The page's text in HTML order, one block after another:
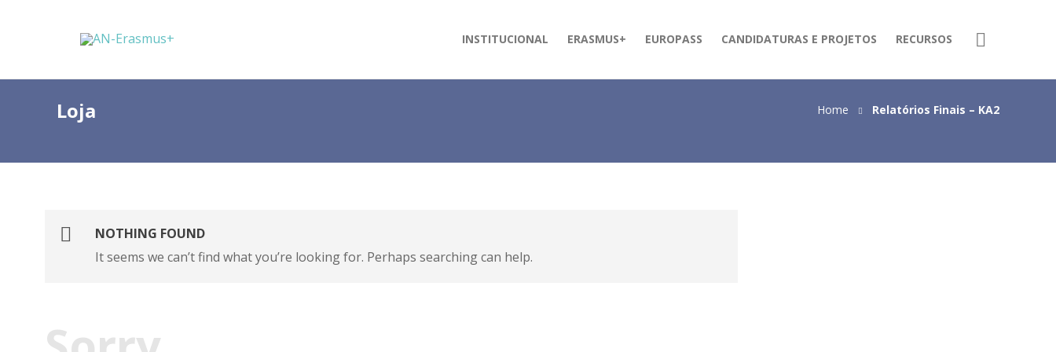
INSTITUCIONAL ERASMUS+ EUROPASS CANDIDATURAS E PROJETOS RECURSOS
Loja Home Relatórios Finais – KA2
NOTHING FOUND
It seems we can’t find what you’re looking for. Perhaps searching can help.